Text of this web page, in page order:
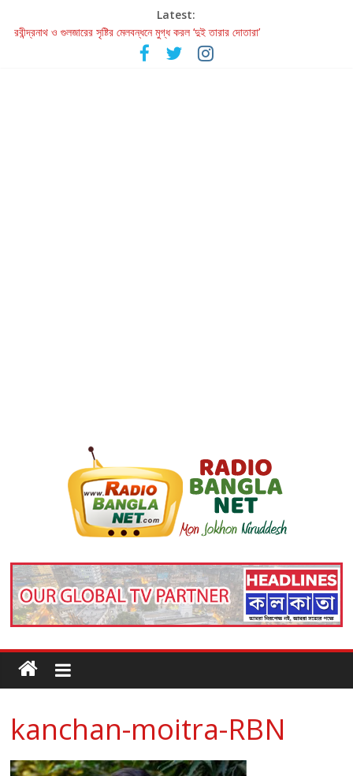
Latest:
রবীন্দ্রনাথ ও গুলজারের সৃষ্টির মেলবন্ধনে মুগ্ধ করল ‘দুই তারার দোতারা’
কলের গান থেকে রীলস্ — বাঙালির গান শোনার বিবর্তনের গল্প
জগন্নাথমঙ্গলম্ — বাংলায় প্রথমবার মঞ্চে এবার রথযাত্রার উদযাপন
kanchan-moitra-RBN